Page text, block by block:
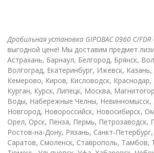
Дробильная установка GIPOBAC 0960 C/FDR
выгодной цене! Мы доставим предмет
Астрахань, Барнаул, Белгород, Брянск,
Волгоград, Екатеринбург, Ижевск, Казань,
Кемерово, Киров, Кисловодск, Краснодар,
Курган, Курск, Липецк, Москва,
Воды, Набережные Челны, Невинномысск,
Новгород, Новороссийск, Новосибирск,
Орел, Орск, Пенза, Пермь, Петрозаводск,
Ростов-на-Дону, Рязань, Санкт-
Саратов, Смоленск, Ставрополь, Тамбов,